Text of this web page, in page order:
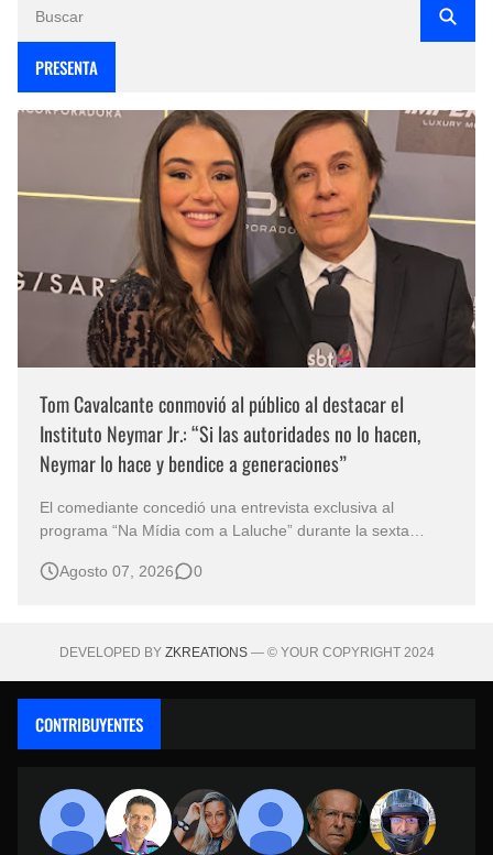
PRESENTA
Tom Cavalcante conmovió al público al destacar el
Instituto Neymar Jr.: “Si las autoridades no lo hacen,
Neymar lo hace y bendice a generaciones”
El comediante concedió una entrevista exclusiva al
programa “Na Mídia com a Laluche” durante la sexta
eventos benéficos más importantes de Brasil. En medio del
Agosto 07, 2026 0
DEVELOPED BY ZKREATIONS— © YOUR COPYRIGHT 2024
CONTRIBUYENTES